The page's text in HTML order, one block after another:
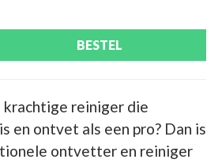
BESTEL
krachtige reiniger die
en ontvet als een pro? Dan is
ontvetter en reiniger